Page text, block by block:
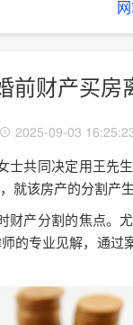
前财产买房
2025-09-03
士共同决定用王先
就该房产的分割产
财产分割的焦点。
的专业见解，通